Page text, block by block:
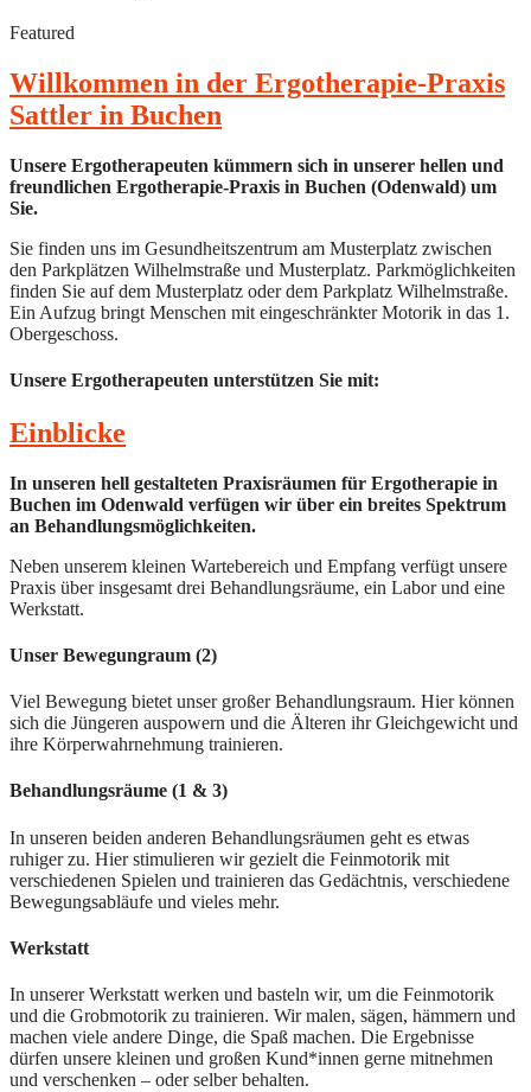
Featured
Willkommen in der Ergotherapie-Praxis
Sattler in Buchen
Unsere Ergotherapeuten kümmern sich in unserer hellen und
freundlichen Ergotherapie-Praxis in Buchen (Odenwald) um
Sie.
Sie finden uns im Gesundheitszentrum am Musterplatz zwischen
den Parkplätzen Wilhelmstraße und Musterplatz. Parkmöglichkeiten
finden Sie auf dem Musterplatz oder dem Parkplatz Wilhelmstraße.
Ein Aufzug bringt Menschen mit eingeschränkter Motorik in das 1.
Obergeschoss.
Unsere Ergotherapeuten unterstützen Sie mit:
Einblicke
In unseren hell gestalteten Praxisräumen für Ergotherapie in
Buchen im Odenwald verfügen wir über ein breites Spektrum
an Behandlungsmöglichkeiten.
Neben unserem kleinen Wartebereich und Empfang verfügt unsere
Praxis über insgesamt drei Behandlungsräume, ein Labor und eine
Werkstatt.
Unser Bewegungraum (2)
Viel Bewegung bietet unser großer Behandlungsraum. Hier können
sich die Jüngeren auspowern und die Älteren ihr Gleichgewicht und
ihre Körperwahrnehmung trainieren.
Behandlungsräume (1 & 3)
In unseren beiden anderen Behandlungsräumen geht es etwas
ruhiger zu. Hier stimulieren wir gezielt die Feinmotorik mit
verschiedenen Spielen und trainieren das Gedächtnis, verschiedene
Bewegungsabläufe und vieles mehr.
Werkstatt
In unserer Werkstatt werken und basteln wir, um die Feinmotorik
und die Grobmotorik zu trainieren. Wir malen, sägen, hämmern und
machen viele andere Dinge, die Spaß machen. Die Ergebnisse
dürfen unsere kleinen und großen Kund*innen gerne mitnehmen
und verschenken – oder selber behalten.